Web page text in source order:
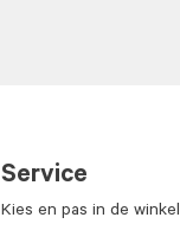
Service
Kies en pas in de winkel